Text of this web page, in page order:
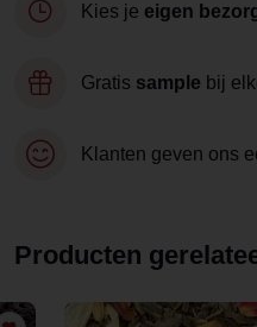
Kies je eigen
Gratis sample bij
Klanten geven ons
Producten